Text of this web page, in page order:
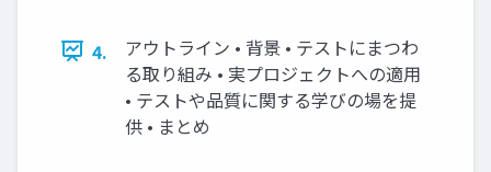
4.
アウトライン • 背景 • テストにまつわ
る取り組み • 実プロジェクトへの適用
• テストや品質に関する学びの場を提
供 • まとめ